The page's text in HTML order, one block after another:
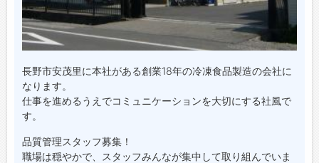
長野市安茂里に本社がある創業18年の冷凍食品製造の会社に
なります。
仕事を進めるうえでコミュニケーションを大切にする社風で
す。
品質管理スタッフ募集！
職場は穏やかで、スタッフみんなが集中して取り組んでいま